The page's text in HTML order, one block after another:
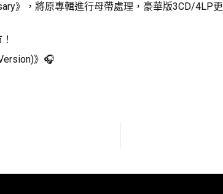
》，將原專輯進行母帶處理，豪華版3CD/
》🎧